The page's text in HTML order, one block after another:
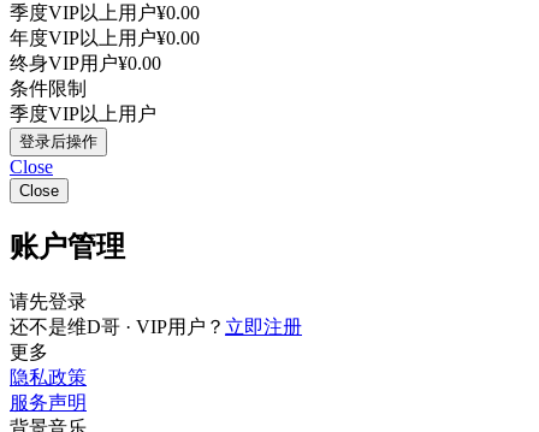
季度VIP以上用户¥0.00
年度VIP以上用户¥0.00
终身VIP用户¥0.00
条件限制
季度VIP以上用户
登录后操作
Close
Close
账户管理
请先登录
还不是维D哥 · VIP用户？ 立即注册
更多
隐私政策
服务声明
背景音乐